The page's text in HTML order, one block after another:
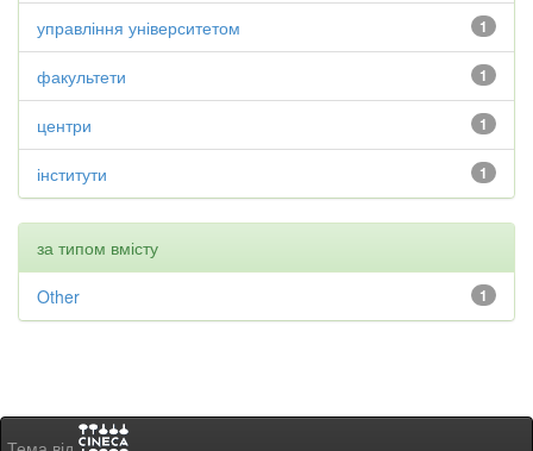
1
управління університетом
1
факультети
1
центри
1
інститути
за типом вмісту
1
Other